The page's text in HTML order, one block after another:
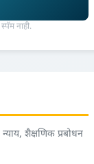
नाही.
शैक्षणिक प्रबोधन